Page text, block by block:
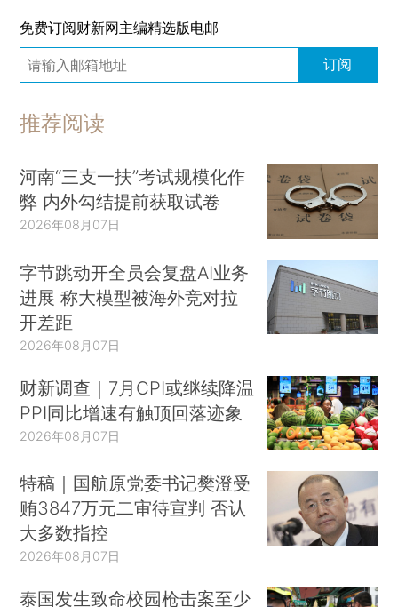
免费订阅财新网主编精选版电邮
订阅
推荐阅读
河南“三支一扶”考试规模化作
弊 内外勾结提前获取试卷
2026年08月07日
字节跳动开全员会复盘AI业务
进展 称大模型被海外竞对拉
开差距
2026年08月07日
财新调查｜7月CPI或继续降温
PPI同比增速有触顶回落迹象
2026年08月07日
特稿｜国航原党委书记樊澄受
贿3847万元二审待宣判 否认
大多数指控
2026年08月07日
泰国发生致命校园枪击案至少